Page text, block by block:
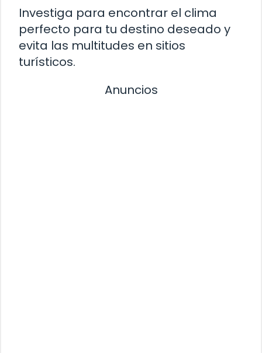
Investiga para encontrar el clima
perfecto para tu destino deseado y
evita las multitudes en sitios
turísticos.
Anuncios